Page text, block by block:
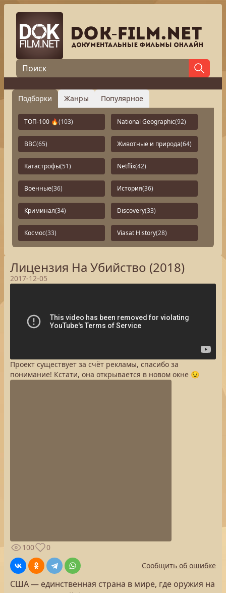
Подборки Жанры Популярное
ТОП-100 🔥(103) National Geographic(92)
BBC(65) Животные и природа(64)
Катастрофы(51) Netflix(42)
Военные(36) История(36)
Криминал(34) Discovery(33)
Космос(33) Viasat History(28)
Лицензия На Убийство (2018)
2017-12-05
Проект существует за счёт рекламы, спасибо за
понимание! Кстати, она открывается в новом окне 😉
100
0
Сообщить об ошибке
США — единственная страна в мире, где оружия на